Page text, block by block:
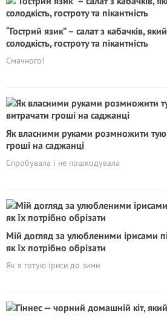
“Гострий язик” – салат з кабачків,
солодкість, гостроту та пікантність
Смачного!
Як власними руками розмножити тую
гроші на саджанці
Спробувала і не пошкодувала
Мій догляд за улюбленими ірисами
як їх потрібно обрізати
Як я готую іриси до зими